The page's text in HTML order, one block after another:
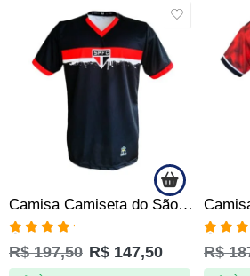
Camisa Camiseta do São Paulo SPFC – Golpe Insano do Santo Paulo Voadora Imortal – Oficial
Avaliação
5.00de 5
R$197,50 R$ 147,50
5.00de
R$